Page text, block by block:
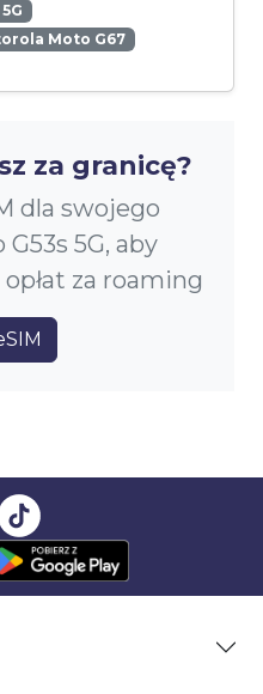
Moto G67
za granicę?
dla swojego
5G, aby
za roaming